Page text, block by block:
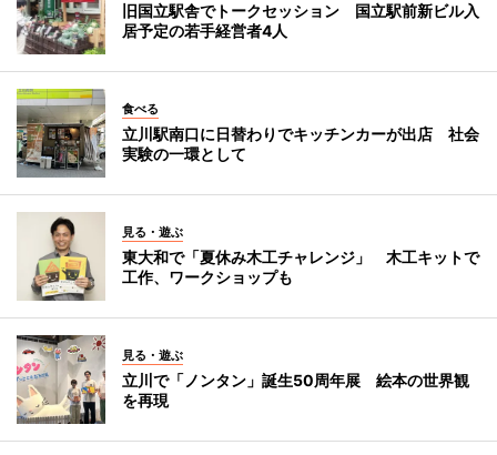
旧国立駅舎でトークセッション 国立駅前新ビル入
居予定の若手経営者4人
食べる
立川駅南口に日替わりでキッチンカーが出店 社会
実験の一環として
見る・遊ぶ
東大和で「夏休み木工チャレンジ」 木工キットで
工作、ワークショップも
見る・遊ぶ
立川で「ノンタン」誕生50周年展 絵本の世界観
を再現